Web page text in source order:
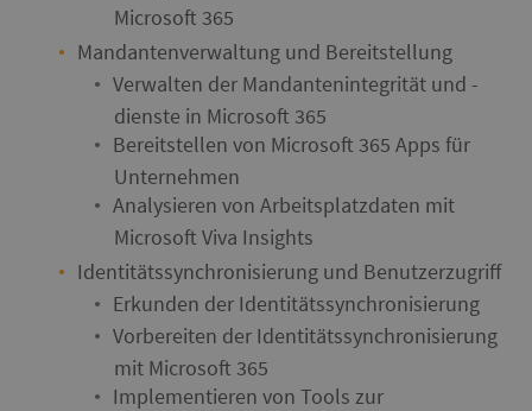
Microsoft 365
Mandantenverwaltung und Bereitstellung
Verwalten der Mandantenintegrität und -
dienste in Microsoft 365
Bereitstellen von Microsoft 365 Apps für
Unternehmen
Analysieren von Arbeitsplatzdaten mit
Microsoft Viva Insights
Identitätssynchronisierung und Benutzerzugriff
Erkunden der Identitätssynchronisierung
Vorbereiten der Identitätssynchronisierung
mit Microsoft 365
Implementieren von Tools zur